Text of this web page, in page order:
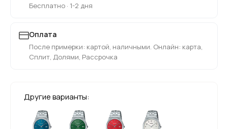
Бесплатно · 1-2 дня
Оплата
После примерки: картой, наличными. Онлайн: карта,
Сплит, Долями, Рассрочка
Другие варианты: